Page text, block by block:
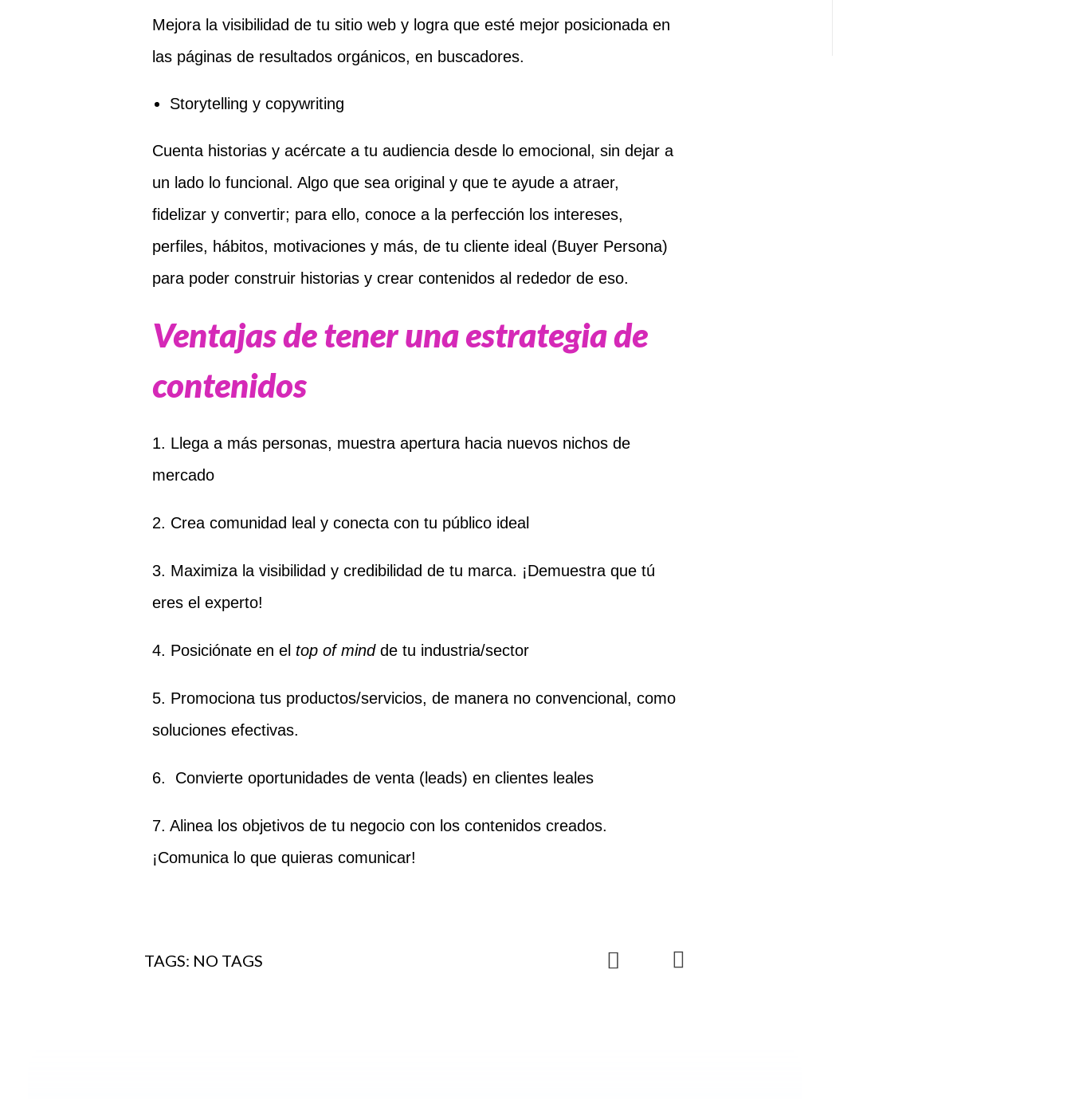
Mejora la visibilidad de tu sitio web y logra que esté mejor posicionada en
las páginas de resultados orgánicos, en buscadores.
Storytelling y copywriting
Cuenta historias y acércate a tu audiencia desde lo emocional, sin dejar a
un lado lo funcional. Algo que sea original y que te ayude a atraer,
fidelizar y convertir; para ello, conoce a la perfección los intereses,
perfiles, hábitos, motivaciones y más, de tu cliente ideal (Buyer Persona)
para poder construir historias y crear contenidos al rededor de eso.
Ventajas de tener una estrategia de
contenidos
1. Llega a más personas, muestra apertura hacia nuevos nichos de
mercado
2. Crea comunidad leal y conecta con tu público ideal
3. Maximiza la visibilidad y credibilidad de tu marca. ¡Demuestra que tú
eres el experto!
4. Posiciónate en el top of mindde tu industria/sector
5. Promociona tus productos/servicios, de manera no convencional, como
soluciones efectivas.
6. Convierte oportunidades de venta (leads) en clientes leales
7. Alinea los objetivos de tu negocio con los contenidos creados.
¡Comunica lo que quieras comunicar!
TAGS: NO TAGS